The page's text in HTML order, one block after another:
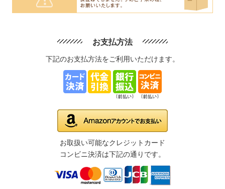
お支払方法
下記のお支払方法をご利用いただけます。
お取扱い可能なクレジットカード
コンビニ決済は下記の通りです。